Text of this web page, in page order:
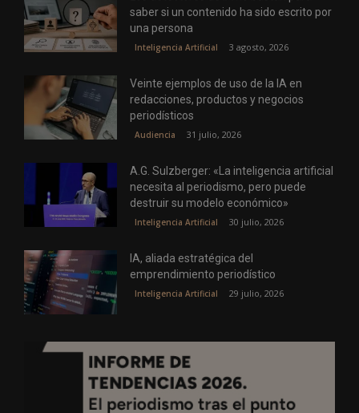
saber si un contenido ha sido escrito por
una persona
Inteligencia Artificial 3 agosto, 2026
Veinte ejemplos de uso de la IA en
redacciones, productos y negocios
periodísticos
Audiencia 31 julio, 2026
A.G. Sulzberger: «La inteligencia artificial
necesita al periodismo, pero puede
destruir su modelo económico»
Inteligencia Artificial 30 julio, 2026
IA, aliada estratégica del
emprendimiento periodístico
Inteligencia Artificial 29 julio, 2026